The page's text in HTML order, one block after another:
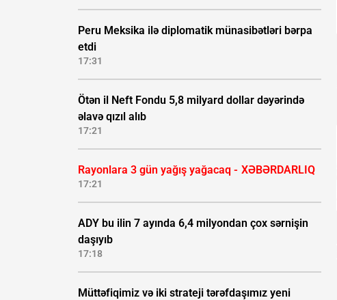
Peru Meksika ilə diplomatik münasibətləri bərpa
etdi
17:31
Ötən il Neft Fondu 5,8 milyard dollar dəyərində
əlavə qızıl alıb
17:21
Rayonlara 3 gün yağış yağacaq - XƏBƏRDARLIQ
17:21
ADY bu ilin 7 ayında 6,4 milyondan çox sərnişin
daşıyıb
17:18
Müttəfiqimiz və iki strateji tərəfdaşımız yeni